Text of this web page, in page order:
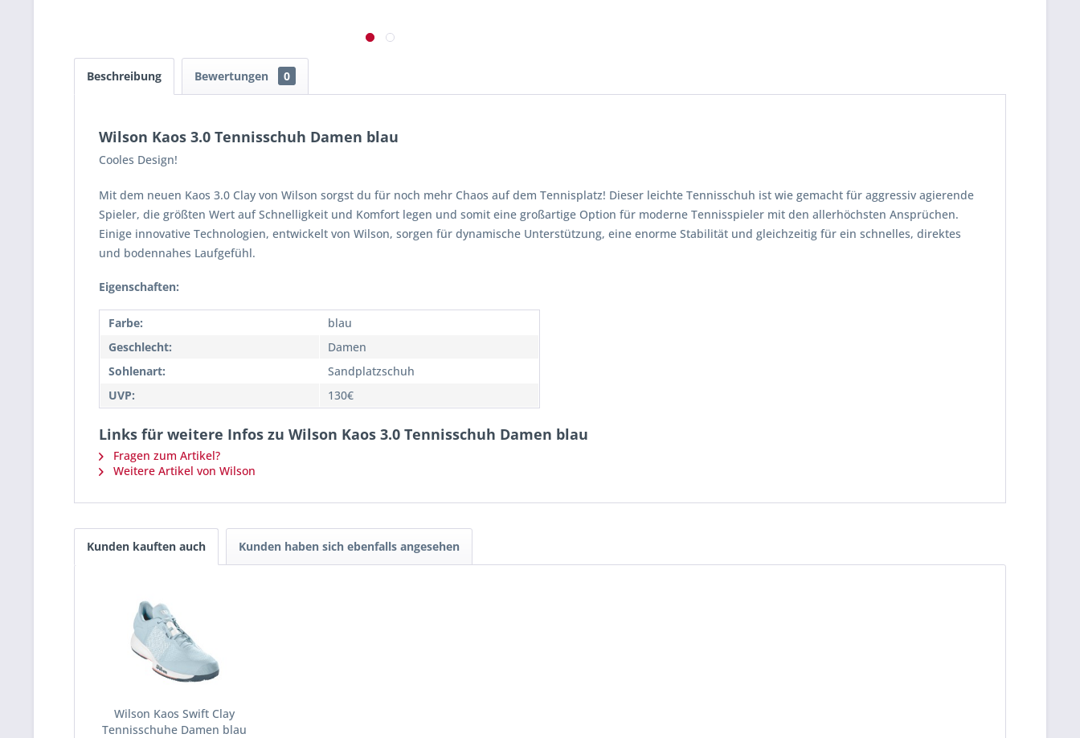
Beschreibung Bewertungen 0
Wilson Kaos 3.0 Tennisschuh Damen blau
Cooles Design!
Mit dem neuen Kaos 3.0 Clay von Wilson sorgst du für noch mehr Chaos auf dem Tennisplatz! Dieser leichte Tennisschuh ist wie gemacht für aggressiv agierende
Spieler, die größten Wert auf Schnelligkeit und Komfort legen und somit eine großartige Option für moderne Tennisspieler mit den allerhöchsten Ansprüchen.
Einige innovative Technologien, entwickelt von Wilson, sorgen für dynamische Unterstützung, eine enorme Stabilität und gleichzeitig für ein schnelles, direktes
und bodennahes Laufgefühl.
Eigenschaften:
Farbe:
blau
Geschlecht:
Damen
Sohlenart:
Sandplatzschuh
UVP:
130€
Links für weitere Infos zu Wilson Kaos 3.0 Tennisschuh Damen blau
Fragen zum Artikel?
Weitere Artikel von Wilson
Kunden kauften auch Kunden haben sich ebenfalls angesehen
Wilson Kaos Swift Clay
Tennisschuhe Damen blau